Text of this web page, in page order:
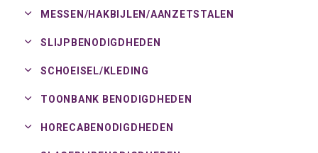
MESSEN/HAKBIJLEN/AANZETSTALEN
SLIJPBENODIGDHEDEN
SCHOEISEL/ KLEDING
TOONBANK BENODIGDHEDEN
HORECABENODIGDHEDEN